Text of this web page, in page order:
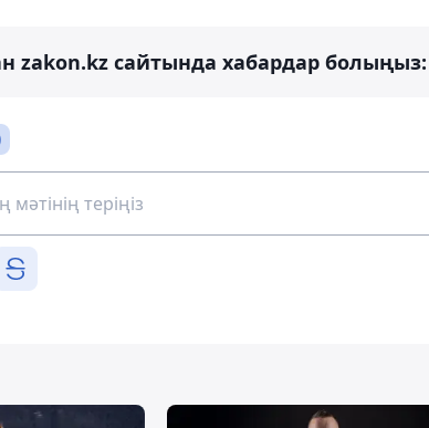
zakon.kz сайтында хабардар болыңыз: